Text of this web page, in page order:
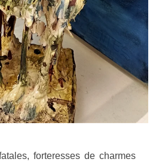
forteresses de charmes